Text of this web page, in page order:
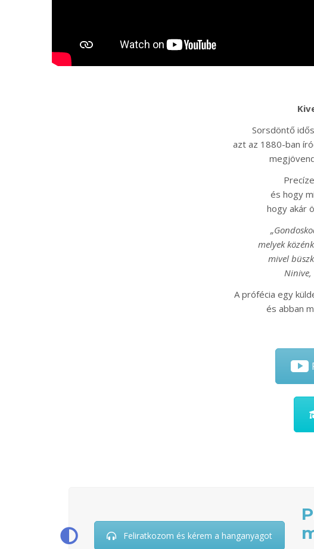
Sorsdöntő
azt az 1880-ban
és hogy
hogy akár
melyek
mivel
Ninive,
A prófécia egy
és abban
Feliratkozom és kérem a hanganyagot